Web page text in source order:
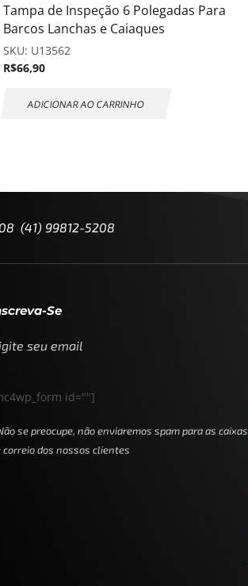
Tampa de Inspeção 6 Polegadas Para
Barcos Lanchas e Caiaques
SKU: U13562
R$66,90
ADICIONAR AO CARRINHO
(41) 99812-5208
Se
seu email
id=""]
se preocupe, não enviaremos spam para as caixas
correio dos nossos clientes